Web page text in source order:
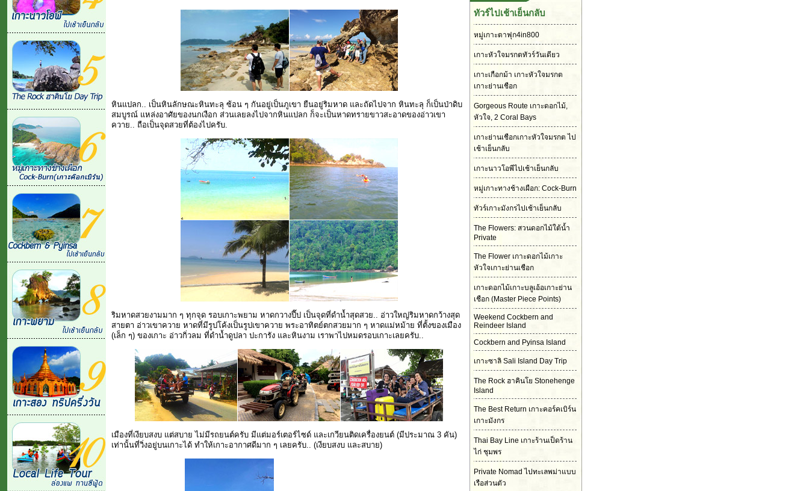
หินแปลก.. เป็นหินลักษณะหินทะลุ ซ้อน ๆ กันอยู่เป็นภูเขา ยืนอยู่ริมหาด และถัดไปจาก หินทะลุ ก็เป็นป่าดิบ
สมบูรณ์ แหล่งอาศัยของนกเงือก ส่วนเลยลงไปจากหินแปลก ก็จะเป็นหาดทรายขาวสะอาดของอ่าวเขา
ควาย.. ถือเป็นจุดสวยที่ต้องไปครับ.
ริมหาดสวยงามมาก ๆ ทุกจุด รอบเกาะพยาม หาดกวางปี๊ป เป็นจุดที่ดำน้ำสุดสวย.. อ่าวใหญ่ริมหาดกว้างสุด
สายตา อ่าวเขาควาย หาดที่มีรูปโค้งเป็นรูปเขาควาย พระอาทิตย์ตกสวยมาก ๆ หาดแม่หม้าย ที่ตั้งของเมือง
(เล็ก ๆ) ของเกาะ อ่าวกิ่วลม ที่ดำน้ำดูปลา ปะการัง และหินงาม เราพาไปหมดรอบเกาะเลยครับ..
เมืองที่เงียบสงบ แต่สบาย ไม่มีรถยนต์ครับ มีแต่มอร์เตอร์ไซด์ และเกวียนติดเครื่องยนต์ (มีประมาณ 3 คัน)
เท่านั้นที่วิ่งอยู่บนเกาะได้ ทำให้เกาะอากาศดีมาก ๆ เลยครับ.. (เงียบสงบ และสบาย)
ทัวร์ไปเช้าเย็นกลับ
หมู่เกาะตาฟุก4in800
เกาะหัวใจมรกตทัวร์วันเดียว
เกาะเกือกม้า เกาะหัวใจมรกต
เกาะย่านเชือก
Gorgeous Route เกาะดอกไม้,
หัวใจ, 2 Coral Bays
เกาะย่านเชือกเกาะหัวใจมรกต ไป
เช้าเย็นกลับ
เกาะนาวโอพีไปเช้าเย็นกลับ
หมู่เกาะทางช้างเผือก: Cock-Burn
ทัวร์เกาะมังกรไปเช้าเย็นกลับ
The Flowers: สวนดอกไม้ใต้น้ำ
Private
The Flower เกาะดอกไม้เกาะ
หัวใจเกาะย่านเชือก
เกาะดอกไม้เกาะบลูเอ้อเกาะย่าน
เชือก (Master Piece Points)
Weekend Cockbern and
Reindeer Island
Cockbern and Pyinsa Island
เกาะซาลิ Sali Island Day Trip
The Rock ฮาคินโย Stonehenge
Island
The Best Return เกาะคอร์คเบิร์น
เกาะมังกร
Thai Bay Line เกาะร้านเป็ดร้าน
ไก่ ชุมพร
Private Nomad ไปทะเลพม่าแบบ
เรือส่วนตัว